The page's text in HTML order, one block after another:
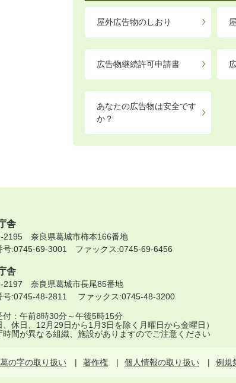
屋外広告物のしおり
広告物継続許可申請書
あなたの広告物は安全です
か？
舎
2195 奈良県葛城市柿本166番地
号:0745-69-3001 ファックス:0745-69-6456
舎
2197 奈良県葛城市長尾85番地
号:0745-48-2811 ファックス:0745-48-3200
付：午前8時30分～午後5時15分
、休日、12月29日から1月3日を除く月曜日から金曜日）
間が異なる組織、施設がありますのでご注意ください
葛の字の取り扱い 著作権 個人情報の取り扱い 例規